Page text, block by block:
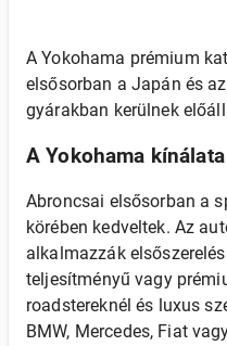
A Yokohama prémium
elsősorban a Japán és
gyárakban kerülnek
A Yokohama kínálata
Abroncsai elsősorban a
körében kedveltek. Az
alkalmazzák
teljesítményű vagy
roadstereknél és luxus
BMW, Mercedes, Fiat